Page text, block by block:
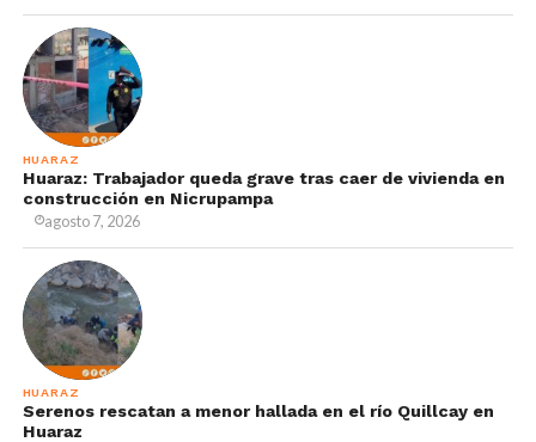
HUARAZ
Huaraz: Trabajador queda grave tras caer de vivienda en
construcción en Nicrupampa
agosto 7, 2026
HUARAZ
Serenos rescatan a menor hallada en el río Quillcay en
Huaraz